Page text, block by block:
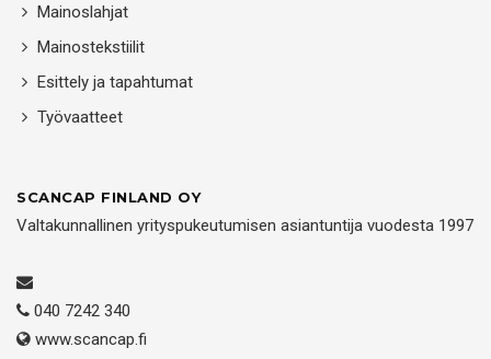
Mainoslahjat
Mainostekstiilit
Esittely ja tapahtumat
Työvaatteet
SCANCAP FINLAND OY
Valtakunnallinen yrityspukeutumisen asiantuntija vuodesta 1997
040 7242 340
www.scancap.fi